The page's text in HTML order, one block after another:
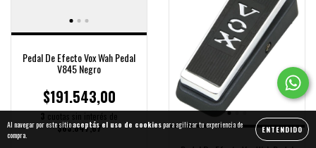
Al navegar por este sitioaceptás el uso de cookiespara agilizar tu experiencia de
compra.
ENTENDIDO
Pedal De Efecto Vox Wah Pedal
V845 Negro
$191.543,00
3 cuotas sin interés de
$63.847,67